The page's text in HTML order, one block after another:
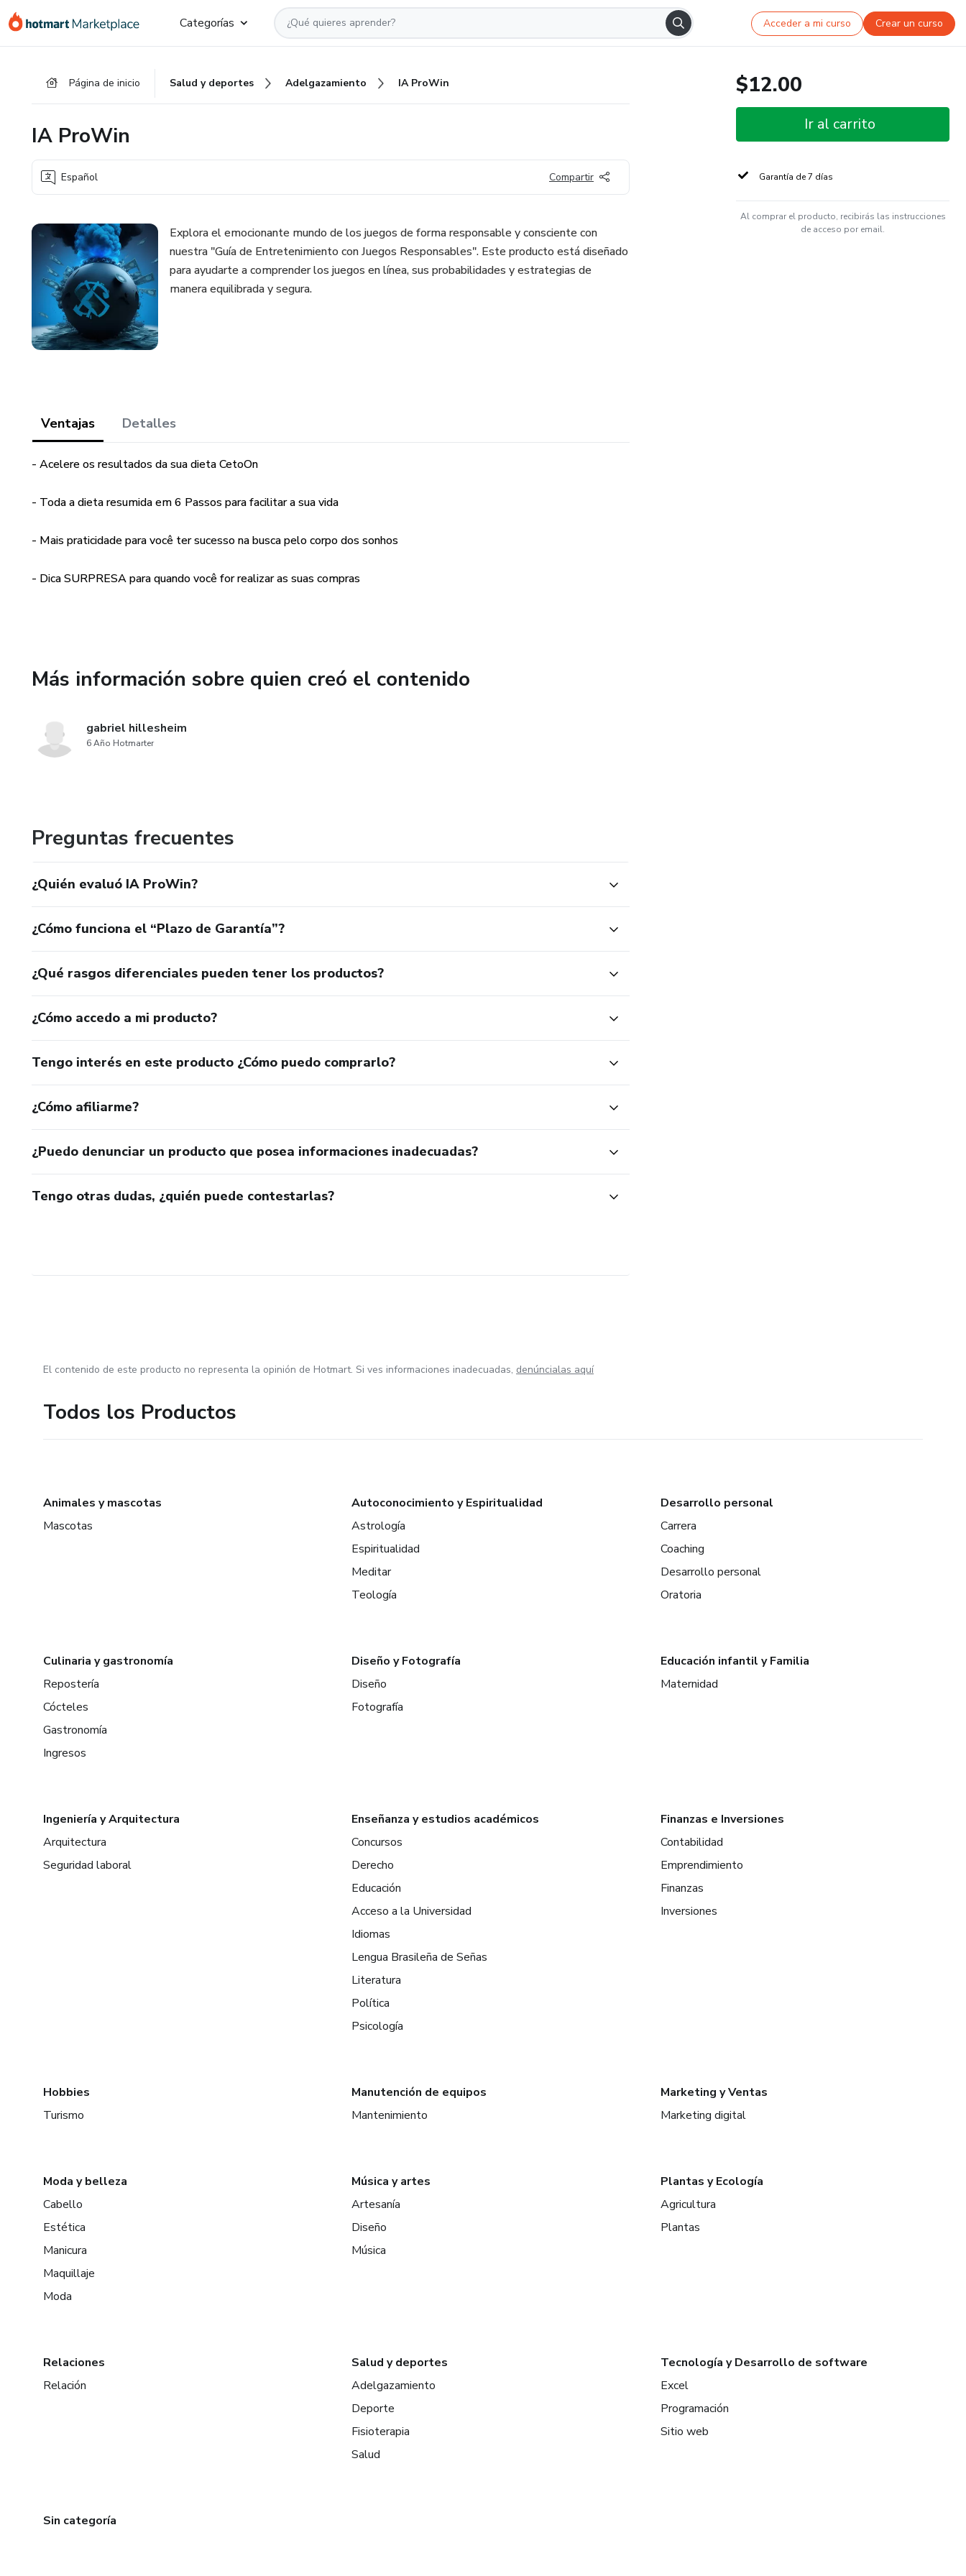
Categorías Acceder a mi curso Crear un curso
Página de inicio Salud y deportes Adelgazamiento IA ProWin
IA ProWin
Español Compartir
Explora el emocionante mundo de los juegos de forma responsable y consciente con
nuestra "Guía de Entretenimiento con Juegos Responsables". Este producto está diseñado
para ayudarte a comprender los juegos en línea, sus probabilidades y estrategias de
manera equilibrada y segura.
Ventajas Detalles
- Acelere os resultados da sua dieta CetoOn
- Toda a dieta resumida em 6 Passos para facilitar a sua vida
- Mais praticidade para você ter sucesso na busca pelo corpo dos sonhos
- Dica SURPRESA para quando você for realizar as suas compras
Más información sobre quien creó el contenido
gabriel hillesheim
6 Año Hotmarter
Preguntas frecuentes
¿Quién evaluó IA ProWin?
¿Cómo funciona el “Plazo de Garantía”?
¿Qué rasgos diferenciales pueden tener los productos?
¿Cómo accedo a mi producto?
Tengo interés en este producto ¿Cómo puedo comprarlo?
¿Cómo afiliarme?
¿Puedo denunciar un producto que posea informaciones inadecuadas?
Tengo otras dudas, ¿quién puede contestarlas?
$12.00
Ir al carrito
Garantía de 7 días
Al comprar el producto, recibirás las instrucciones
de acceso por email.
El contenido de este producto no representa la opinión de Hotmart. Si ves informaciones inadecuadas, denúncialas aquí
Todos los Productos
Animales y mascotas
Mascotas
Autoconocimiento y Espiritualidad
Astrología
Espiritualidad
Meditar
Teología
Desarrollo personal
Carrera
Coaching
Desarrollo personal
Oratoria
Culinaria y gastronomía
Repostería
Cócteles
Gastronomía
Ingresos
Diseño y Fotografía
Diseño
Fotografía
Educación infantil y Familia
Maternidad
Ingeniería y Arquitectura
Arquitectura
Seguridad laboral
Enseñanza y estudios académicos
Concursos
Derecho
Educación
Acceso a la Universidad
Idiomas
Lengua Brasileña de Señas
Literatura
Política
Psicología
Finanzas e Inversiones
Contabilidad
Emprendimiento
Finanzas
Inversiones
Hobbies
Turismo
Manutención de equipos
Mantenimiento
Marketing y Ventas
Marketing digital
Moda y belleza
Cabello
Estética
Manicura
Maquillaje
Moda
Música y artes
Artesanía
Diseño
Música
Plantas y Ecología
Agricultura
Plantas
Relaciones
Relación
Salud y deportes
Adelgazamiento
Deporte
Fisioterapia
Salud
Tecnología y Desarrollo de software
Excel
Programación
Sitio web
Sin categoría